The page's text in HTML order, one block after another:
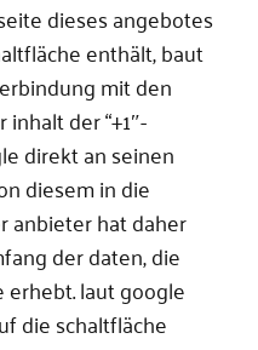
dieses angebotes
enthält, baut
mit den
der “+1″-
direkt an seinen
diesem in die
anbieter hat daher
der daten, die
laut google
die schaltfläche